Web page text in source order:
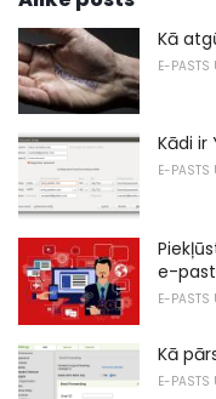
Kā
E-PASTS
Kādi ir
E-PASTS
e-
E-PASTS
Kā
E-PASTS